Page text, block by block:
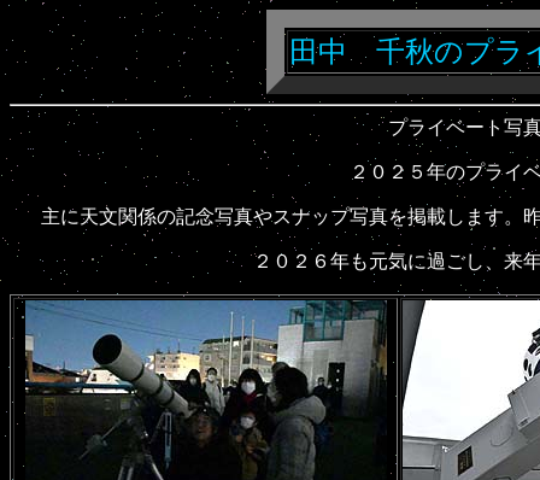
田中 千秋のプラ
プライベート写
２０２５年のプ
主に天文関係の記念写真やスナップ写真を掲載します。
２０２６年も元気に過ごし、